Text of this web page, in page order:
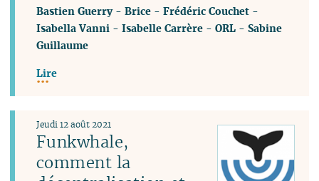
Bastien Guerry-Brice -Frédéric Couchet -
Isabella Vanni -Isabelle Carrère -ORL -Sabine
Guillaume
Lire
Funkwhale,
comment la
Jeudi 12 août 2021